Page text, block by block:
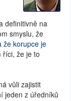
definitivně na
smyslu, že
že korupce je
říci, že je to
vůli zajistit
jeden z úředníků